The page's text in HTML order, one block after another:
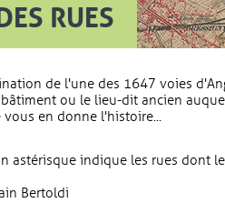
RUES
de l'une des 1647 voies
ou le lieu-dit ancien
vous en donne l'histoire...
astérisque indique les rues dont
Bertoldi